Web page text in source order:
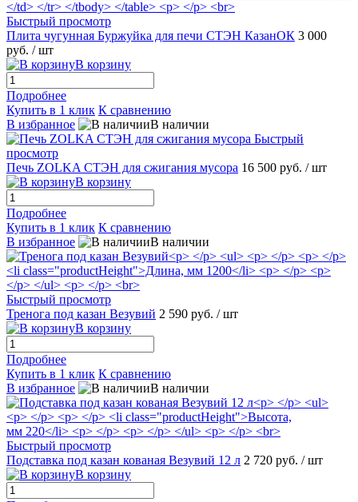
Быстрый просмотр
Плита чугунная Буржуйка для печи СТЭН КазанОК 3 000
руб. / шт
В корзину
Подробнее
Купить в 1 клик К сравнению
В избранное
В наличии
Быстрый
просмотр
Печь ZOLKA СТЭН для сжигания мусора 16 500 руб. / шт
В корзину
Подробнее
Купить в 1 клик К сравнению
В избранное
В наличии
Быстрый просмотр
Тренога под казан Везувий 2 590 руб. / шт
В корзину
Подробнее
Купить в 1 клик К сравнению
В избранное
В наличии
Быстрый просмотр
Подставка под казан кованая Везувий 12 л 2 720 руб. / шт
В корзину